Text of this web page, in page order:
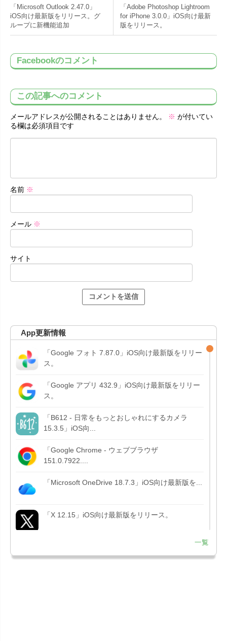
「Microsoft Outlook 2.47.0」
iOS向け最新版をリリース。グ
ループに新機能追加
「Adobe Photoshop Lightroom
for iPhone 3.0.0」iOS向け最新
版をリリース。
Facebookのコメント
この記事へのコメント
メールアドレスが公開されることはありません。 ※ が付いてい
る欄は必須項目です
名前 ※
メール ※
サイト
App更新情報
「Google フォト 7.87.0」iOS向け最新版をリリー
ス。
「Google アプリ 432.9」iOS向け最新版をリリー
ス。
「B612 - 日常をもっとおしゃれにするカメラ
15.3.5」iOS向...
「Google Chrome - ウェブブラウザ
151.0.7922....
「Microsoft OneDrive 18.7.3」iOS向け最新版を...
「X 12.15」iOS向け最新版をリリース。
Liguid G...
一覧